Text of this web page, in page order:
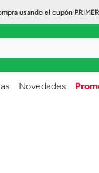
usando el cupón
Novedades